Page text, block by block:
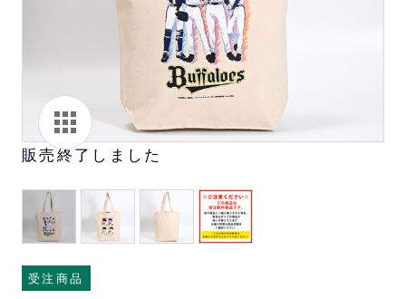
販売終了しました
受注商品